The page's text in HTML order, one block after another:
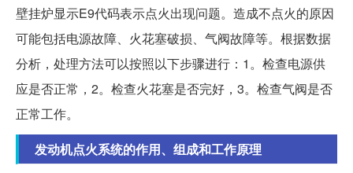
壁挂炉显示E9代码表示点火出现问题。造成不点火的原因
可能包括电源故障、火花塞破损、气阀故障等。根据数据
分析，处理方法可以按照以下步骤进行：1。检查电源供
应是否正常，2。检查火花塞是否完好，3。检查气阀是否
正常工作。
发动机点火系统的作用、组成和工作原理